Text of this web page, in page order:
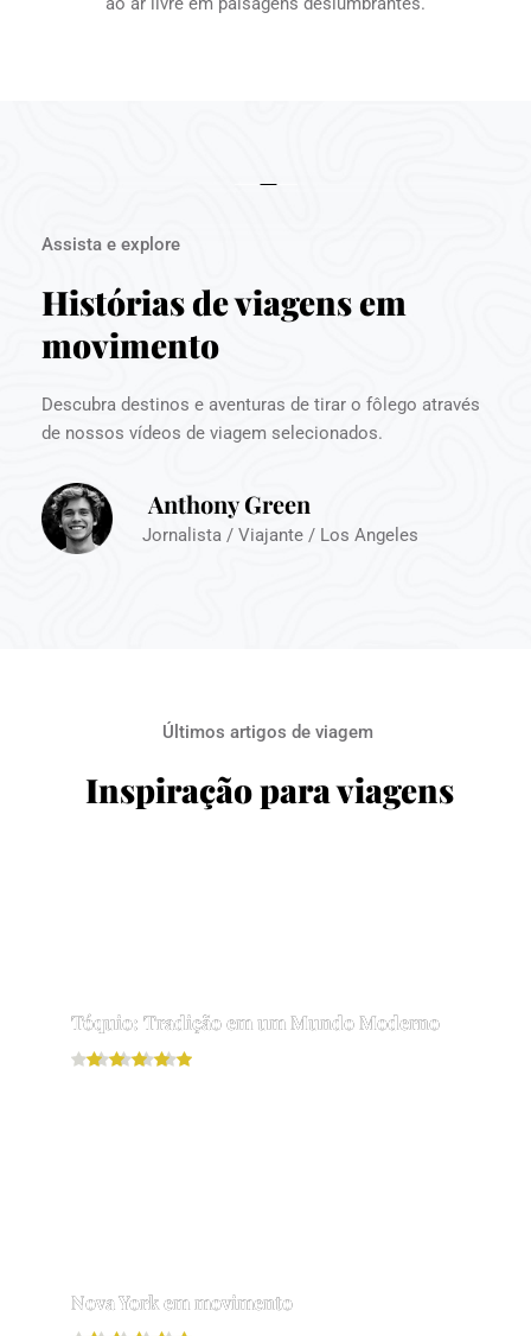
Assista e explore
Histórias de viagens em
movimento
Descubra destinos e aventuras de tirar o fôlego através
de nossos vídeos de viagem selecionados.
Anthony Green
Jornalista / Viajante / Los Angeles
Últimos artigos de viagem
Inspiração para viagens
Tóquio: Tradição em um Mundo Moderno
Nova York em movimento